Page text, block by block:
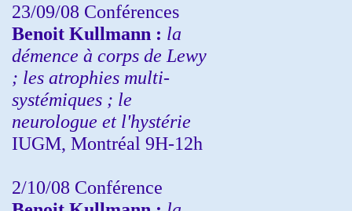
23/09/08 Conférences
Benoit Kullmann : la
démence à corps de Lewy
; les atrophies multi-
systémiques ; le
neurologue et l'hystérie
IUGM, Montréal 9H-12h
2/10/08 Conférence